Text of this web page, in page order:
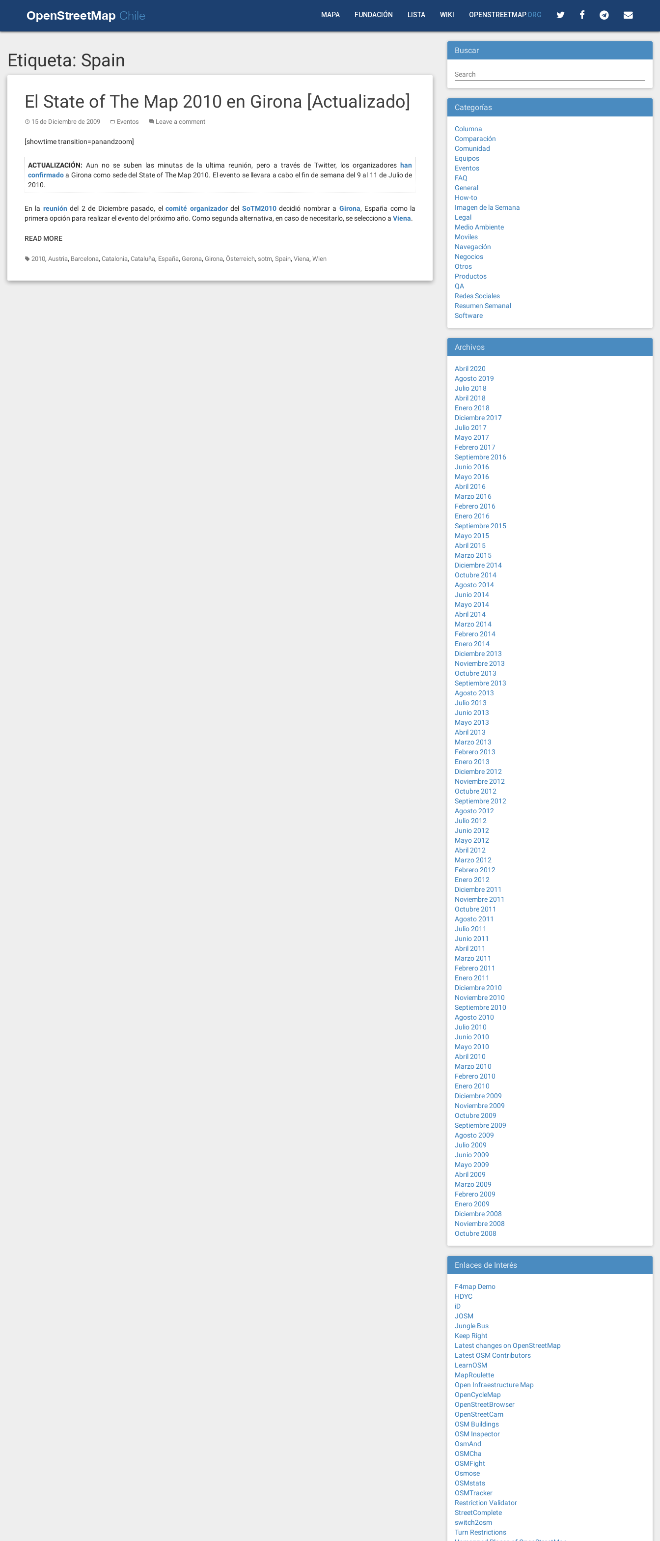
OpenStreetMap Chile MAPA FUNDACIÓN LISTA WIKI OPENSTREETMAP.ORG
Etiqueta: Spain
El State of The Map 2010 en Girona [Actualizado]
15 de Diciembre de 2009 Eventos Leave a comment
[showtime transition=panandzoom]
ACTUALIZACIÓN: Aun no se suben las minutas de la ultima reunión, pero a través de Twitter, los organizadores han
confirmadoa Girona como sede del State of The Map 2010. El evento se llevara a cabo el fin de semana del 9 al 11 de Julio de
2010.
En la reunión del 2 de Diciembre pasado, elcomité organizadordel SoTM2010decidió nombrar a Girona, España como la
primera opción para realizar el evento del próximo año. Como segunda alternativa, en caso de necesitarlo, se selecciono a Viena.
READ MORE
2010, Austria, Barcelona, Catalonia, Cataluña, España, Gerona, Girona, Österreich, sotm, Spain, Viena, Wien
Buscar
Search
Categorías
Columna
Comparación
Comunidad
Equipos
Eventos
FAQ
General
How-to
Imagen de la Semana
Legal
Medio Ambiente
Moviles
Navegación
Negocios
Otros
Productos
QA
Redes Sociales
Resumen Semanal
Software
Archivos
Abril 2020
Agosto 2019
Julio 2018
Abril 2018
Enero 2018
Diciembre 2017
Julio 2017
Mayo 2017
Febrero 2017
Septiembre 2016
Junio 2016
Mayo 2016
Abril 2016
Marzo 2016
Febrero 2016
Enero 2016
Septiembre 2015
Mayo 2015
Abril 2015
Marzo 2015
Diciembre 2014
Octubre 2014
Agosto 2014
Junio 2014
Mayo 2014
Abril 2014
Marzo 2014
Febrero 2014
Enero 2014
Diciembre 2013
Noviembre 2013
Octubre 2013
Septiembre 2013
Agosto 2013
Julio 2013
Junio 2013
Mayo 2013
Abril 2013
Marzo 2013
Febrero 2013
Enero 2013
Diciembre 2012
Noviembre 2012
Octubre 2012
Septiembre 2012
Agosto 2012
Julio 2012
Junio 2012
Mayo 2012
Abril 2012
Marzo 2012
Febrero 2012
Enero 2012
Diciembre 2011
Noviembre 2011
Octubre 2011
Agosto 2011
Julio 2011
Junio 2011
Abril 2011
Marzo 2011
Febrero 2011
Enero 2011
Diciembre 2010
Noviembre 2010
Septiembre 2010
Agosto 2010
Julio 2010
Junio 2010
Mayo 2010
Abril 2010
Marzo 2010
Febrero 2010
Enero 2010
Diciembre 2009
Noviembre 2009
Octubre 2009
Septiembre 2009
Agosto 2009
Julio 2009
Junio 2009
Mayo 2009
Abril 2009
Marzo 2009
Febrero 2009
Enero 2009
Diciembre 2008
Noviembre 2008
Octubre 2008
Enlaces de Interés
F4map Demo
HDYC
iD
JOSM
Jungle Bus
Keep Right
Latest changes on OpenStreetMap
Latest OSM Contributors
LearnOSM
MapRoulette
Open Infraestructure Map
OpenCycleMap
OpenStreetBrowser
OpenStreetCam
OSM Buildings
OSM Inspector
OsmAnd
OSMCha
OSMFight
Osmose
OSMstats
OSMTracker
Restriction Validator
StreetComplete
switch2osm
Turn Restrictions